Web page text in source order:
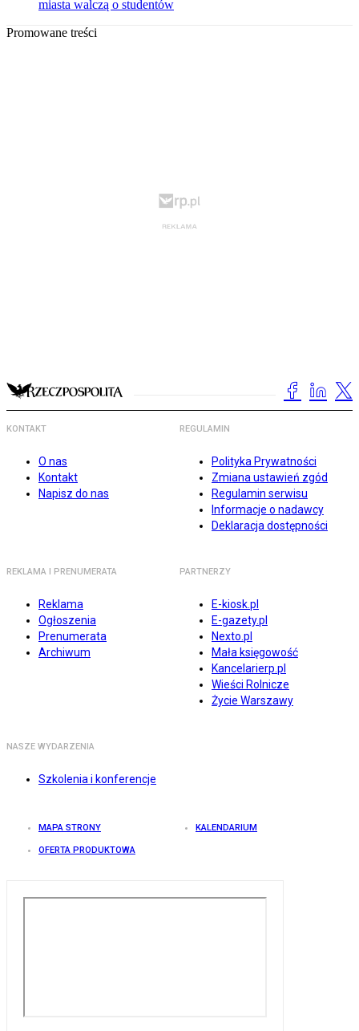
miasta walczą o studentów
Promowane treści
KONTAKT
O nas
Kontakt
Napisz do nas
REGULAMIN
Polityka Prywatności
Zmiana ustawień zgód
Regulamin serwisu
Informacje o nadawcy
Deklaracja dostępności
REKLAMA I PRENUMERATA
Reklama
Ogłoszenia
Prenumerata
Archiwum
PARTNERZY
E-kiosk.pl
E-gazety.pl
Nexto.pl
Mała księgowość
Kancelarierp.pl
Wieści Rolnicze
Życie Warszawy
NASZE WYDARZENIA
Szkolenia i konferencje
MAPA STRONY KALENDARIUM
OFERTA PRODUKTOWA